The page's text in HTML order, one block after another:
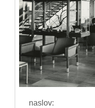
naslov: